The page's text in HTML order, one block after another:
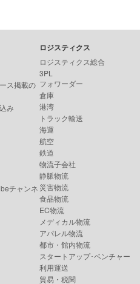
ス掲載の
み
チャンネ
ロジスティクス
ロジスティクス総合
3PL
フォワーダー
倉庫
港湾
トラック輸送
海運
航空
鉄道
物流子会社
静脈物流
災害物流
食品物流
EC物流
メディカル物流
アパレル物流
都市・館内物流
スタートアップ･ベンチャー
利用運送
貿易・税関